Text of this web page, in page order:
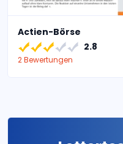
Actien-Börse
2.8
2 Bewertungen